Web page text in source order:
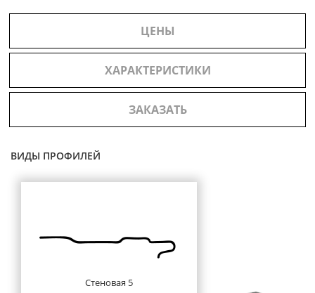
ЦЕНЫ
ХАРАКТЕРИСТИКИ
ЗАКАЗАТЬ
ВИДЫ ПРОФИЛЕЙ
Стеновая 5